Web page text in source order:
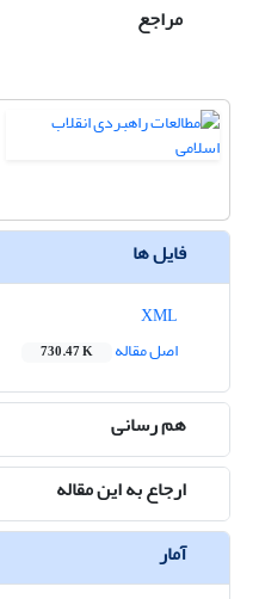
مراجع
فایل ها
اصل مقاله
730.47 K
هم رسانی
ارجاع به این مقاله
آمار